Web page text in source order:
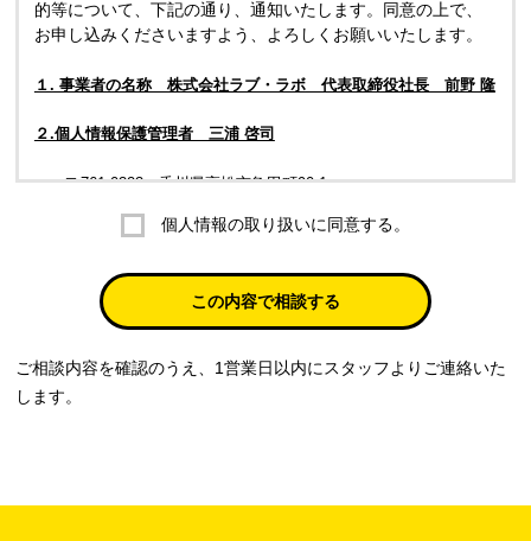
的等について、下記の通り、通知いたします。同意の上で、
お申し込みくださいますよう、よろしくお願いいたします。
１. 事業者の名称 株式会社ラブ・ラボ 代表取締役社長 前野 隆
２.個人情報保護管理者 三浦 啓司
〒761-0323 香川県高松市亀田町90-1
株式会社ラブ・ラボ
電話：087-847-2000
電子メール：info@rub-lab.com
３. 個人情報（保有個人データを含む）の利用目的
個人情報の取り扱いに同意する。
この内容で相談する
ご相談内容を確認のうえ、1営業日以内にスタッフよりご連絡いた
します。